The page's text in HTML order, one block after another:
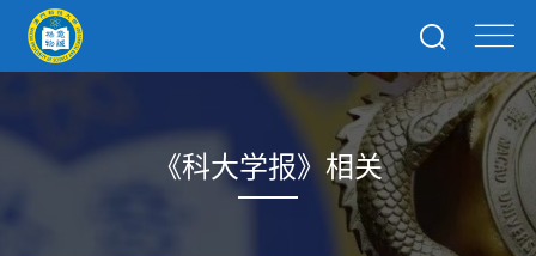
《科大学报》相关